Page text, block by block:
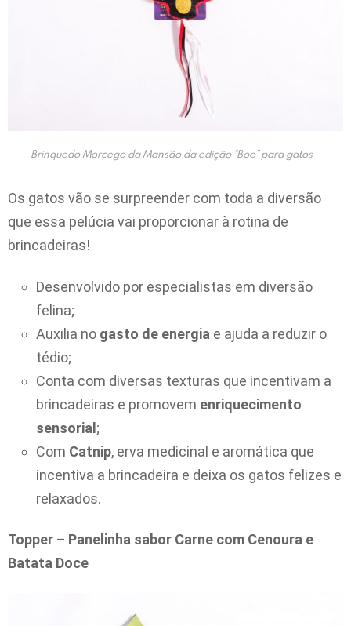
Brinquedo Morcego da Mansão da edição “Boo” para gatos
Os gatos vão se surpreender com toda a diversão
que essa pelúcia vai proporcionar à rotina de
brincadeiras!
Desenvolvido por especialistas em diversão
felina;
Auxilia no gasto de energia e ajuda a reduzir o
tédio;
Conta com diversas texturas que incentivam a
brincadeiras e promovem enriquecimento
sensorial;
Com Catnip, erva medicinal e aromática que
incentiva a brincadeira e deixa os gatos felizes e
relaxados.
Topper – Panelinha sabor Carne com Cenoura e
Batata Doce